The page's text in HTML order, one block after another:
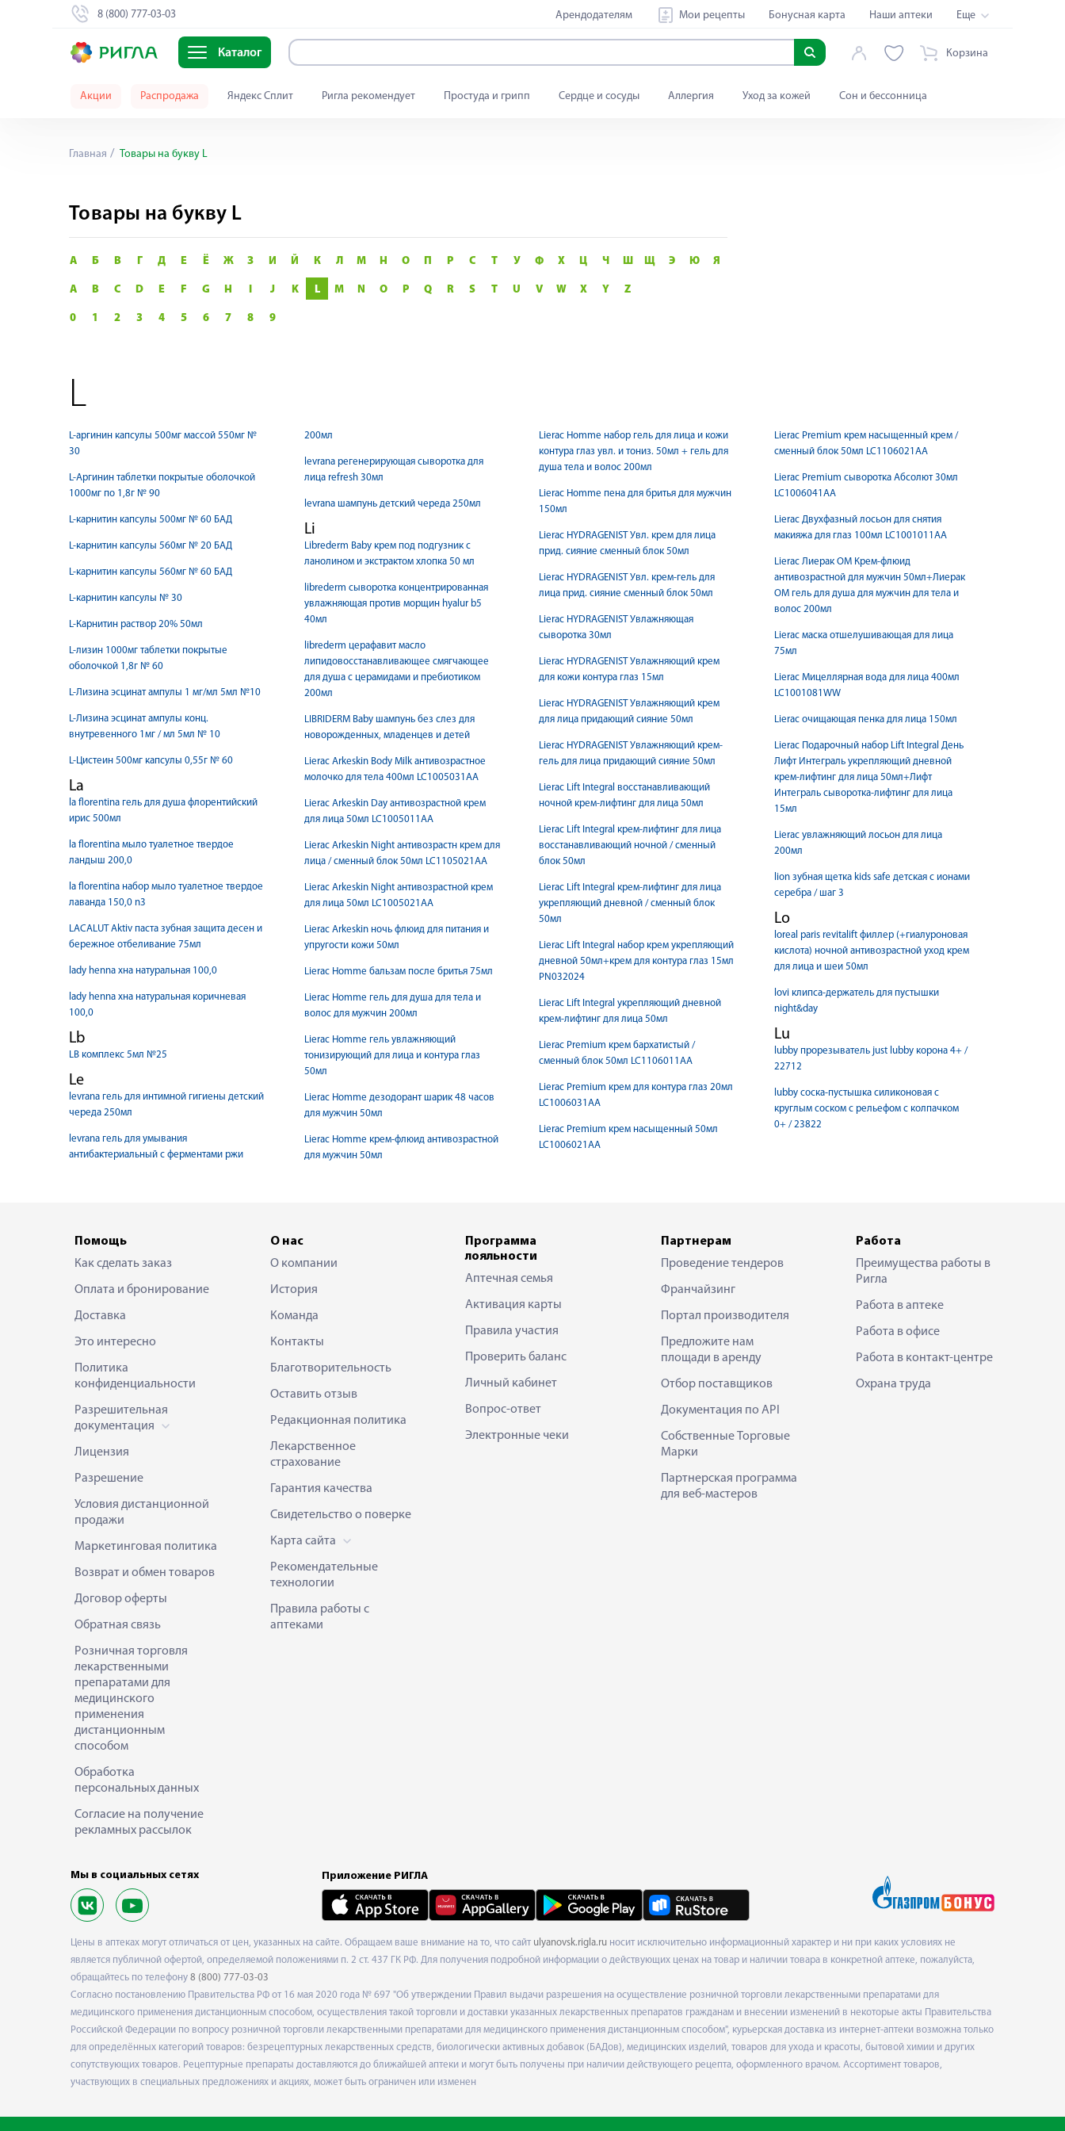
8 (800) 777-03-03 Арендодателям Мои рецепты Бонусная карта Наши аптеки Еще
Каталог Корзина
Акции Распродажа Яндекс Сплит Ригла рекомендует Простуда и грипп Сердце и сосуды Аллергия Уход за кожей Сон и бессонница
Главная Товары на букву L
Товары на букву L
А Б В Г Д Е Ё Ж З И Й К Л М Н О П Р С Т У Ф Х Ц Ч Ш Щ Э Ю Я
A B C D E F G H I J K L M N O P Q R S T U V W X Y Z
0 1 2 3 4 5 6 7 8 9
L
L-аргинин капсулы 500мг массой 550мг №
30
L-Аргинин таблетки покрытые оболочкой
1000мг по 1,8г № 90
L-карнитин капсулы 500мг № 60 БАД
L-карнитин капсулы 560мг № 20 БАД
L-карнитин капсулы 560мг № 60 БАД
L-карнитин капсулы № 30
L-Карнитин раствор 20% 50мл
L-лизин 1000мг таблетки покрытые
оболочкой 1,8г № 60
L-Лизина эсцинат ампулы 1 мг/мл 5мл №10
L-Лизина эсцинат ампулы конц.
внутревенного 1мг / мл 5мл № 10
L-Цистеин 500мг капсулы 0,55г № 60
La
la florentina гель для душа флорентийский
ирис 500мл
la florentina мыло туалетное твердое
ландыш 200,0
la florentina набор мыло туалетное твердое
лаванда 150,0 n3
LACALUT Aktiv паста зубная защита десен и
бережное отбеливание 75мл
lady henna хна натуральная 100,0
lady henna хна натуральная коричневая
100,0
Lb
LB комплекс 5мл №25
Le
levrana гель для интимной гигиены детский
череда 250мл
levrana гель для умывания
антибактериальный с ферментами ржи
200мл
levrana регенерирующая сыворотка для
лица refresh 30мл
levrana шампунь детский череда 250мл
Li
Librederm Baby крем под подгузник с
ланолином и экстрактом хлопка 50 мл
librederm сыворотка концентрированная
увлажняющая против морщин hyalur b5
40мл
librederm церафавит масло
липидовосстанавливающее смягчающее
для душа с церамидами и пребиотиком
200мл
LIBRIDERM Baby шампунь без слез для
новорожденных, младенцев и детей
Lierac Arkeskin Body Milk антивозрастное
молочко для тела 400мл LC1005031AA
Lierac Arkeskin Day антивозрастной крем
для лица 50мл LC1005011AA
Lierac Arkeskin Night антивозрастн крем для
лица / сменный блок 50мл LC1105021AA
Lierac Arkeskin Night антивозрастной крем
для лица 50мл LC1005021AA
Lierac Arkeskin ночь флюид для питания и
упругости кожи 50мл
Lierac Homme бальзам после бритья 75мл
Lierac Homme гель для душа для тела и
волос для мужчин 200мл
Lierac Homme гель увлажняющий
тонизирующий для лица и контура глаз
50мл
Lierac Homme дезодорант шарик 48 часов
для мужчин 50мл
Lierac Homme крем-флюид антивозрастной
для мужчин 50мл
Lierac Homme набор гель для лица и кожи
контура глаз увл. и тониз. 50мл + гель для
душа тела и волос 200мл
Lierac Homme пена для бритья для мужчин
150мл
Lierac HYDRAGENIST Увл. крем для лица
прид. сияние сменный блок 50мл
Lierac HYDRAGENIST Увл. крем-гель для
лица прид. сияние сменный блок 50мл
Lierac HYDRAGENIST Увлажняющая
сыворотка 30мл
Lierac HYDRAGENIST Увлажняющий крем
для кожи контура глаз 15мл
Lierac HYDRAGENIST Увлажняющий крем
для лица придающий сияние 50мл
Lierac HYDRAGENIST Увлажняющий крем-
гель для лица придающий сияние 50мл
Lierac Lift Integral восстанавливающий
ночной крем-лифтинг для лица 50мл
Lierac Lift Integral крем-лифтинг для лица
восстанавливающий ночной / сменный
блок 50мл
Lierac Lift Integral крем-лифтинг для лица
укрепляющий дневной / сменный блок
50мл
Lierac Lift Integral набор крем укрепляющий
дневной 50мл+крем для контура глаз 15мл
PN032024
Lierac Lift Integral укрепляющий дневной
крем-лифтинг для лица 50мл
Lierac Premium крем бархатистый /
сменный блок 50мл LC1106011AA
Lierac Premium крем для контура глаз 20мл
LC1006031AA
Lierac Premium крем насыщенный 50мл
LC1006021AA
Lierac Premium крем насыщенный крем /
сменный блок 50мл LC1106021AA
Lierac Premium сыворотка Абсолют 30мл
LC1006041AA
Lierac Двухфазный лосьон для снятия
макияжа для глаз 100мл LC1001011AA
Lierac Лиерак ОМ Крем-флюид
антивозрастной для мужчин 50мл+Лиерак
ОМ гель для душа для мужчин для тела и
волос 200мл
Lierac маска отшелушивающая для лица
75мл
Lierac Мицеллярная вода для лица 400мл
LC1001081WW
Lierac очищающая пенка для лица 150мл
Lierac Подарочный набор Lift Integral День
Лифт Интеграль укрепляющий дневной
крем-лифтинг для лица 50мл+Лифт
Интеграль сыворотка-лифтинг для лица
15мл
Lierac увлажняющий лосьон для лица
200мл
lion зубная щетка kids safe детская с ионами
серебра / шаг 3
Lo
loreal paris revitalift филлер (+гиалуроновая
кислота) ночной антивозрастной уход крем
для лица и шеи 50мл
lovi клипса-держатель для пустышки
night&day
Lu
lubby прорезыватель just lubby корона 4+ /
22712
lubby соска-пустышка силиконовая с
круглым соском с рельефом с колпачком
0+ / 23822
Помощь
Как сделать заказ
Оплата и бронирование
Доставка
Это интересно
Политика
конфиденциальности
Разрешительная
документация
Лицензия
Разрешение
Условия дистанционной
продажи
Маркетинговая политика
Возврат и обмен товаров
Договор оферты
Обратная связь
Розничная торговля
лекарственными
препаратами для
медицинского
применения
дистанционным
способом
Обработка
персональных данных
Согласие на получение
рекламных рассылок
О нас
О компании
История
Команда
Контакты
Благотворительность
Оставить отзыв
Редакционная политика
Лекарственное
страхование
Гарантия качества
Свидетельство о поверке
Карта сайта
Рекомендательные
технологии
Правила работы с
аптеками
Программа
лояльности
Аптечная семья
Активация карты
Правила участия
Проверить баланс
Личный кабинет
Вопрос-ответ
Электронные чеки
Партнерам
Проведение тендеров
Франчайзинг
Портал производителя
Предложите нам
площади в аренду
Отбор поставщиков
Документация по API
Собственные Торговые
Марки
Партнерская программа
для веб-мастеров
Работа
Преимущества работы в
Ригла
Работа в аптеке
Работа в офисе
Работа в контакт-центре
Охрана труда
Мы в социальных сетях Приложение РИГЛА
Цены в аптеках могут отличаться от цен, указанных на сайте. Обращаем ваше внимание на то, что сайт ulyanovsk.rigla.ru носит исключительно информационный характер и ни при каких условиях не
является публичной офертой, определяемой положениями п. 2 ст. 437 ГК РФ. Для получения подробной информации о действующих ценах на товар и наличии товара в конкретной аптеке, пожалуйста,
обращайтесь по телефону 8 (800) 777-03-03
Согласно постановлению Правительства РФ от 16 мая 2020 года № 697 "Об утверждении Правил выдачи разрешения на осуществление розничной торговли лекарственными препаратами для
медицинского применения дистанционным способом, осуществления такой торговли и доставки указанных лекарственных препаратов гражданам и внесении изменений в некоторые акты Правительства
Российской Федерации по вопросу розничной торговли лекарственными препаратами для медицинского применения дистанционным способом", курьерская доставка из интернет-аптеки возможна только
для определённых категорий товаров: безрецептурных лекарственных средств, биологически активных добавок (БАДов), медицинских изделий, товаров для ухода и красоты, бытовой химии и других
сопутствующих товаров. Рецептурные препараты доставляются до ближайшей аптеки и могут быть получены при наличии действующего рецепта, оформленного врачом. Ассортимент товаров,
участвующих в специальных предложениях и акциях, может быть ограничен или изменен